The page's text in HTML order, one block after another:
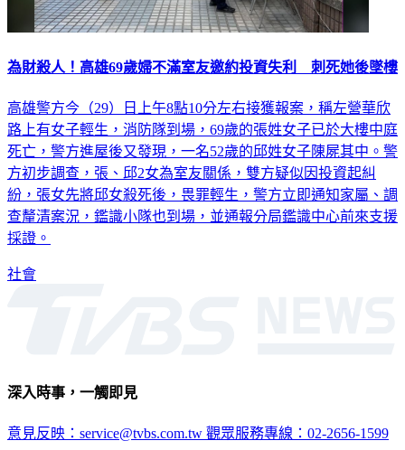
為財殺人！高雄69歲婦不滿室友邀約投資失利 刺死她後墜樓
高雄警方今（29）日上午8點10分左右接獲報案，稱左營華欣
路上有女子輕生，消防隊到場，69歲的張姓女子已於大樓中庭
死亡，警方進屋後又發現，一名52歲的邱姓女子陳屍其中。警
方初步調查，張、邱2女為室友關係，雙方疑似因投資起糾
紛，張女先將邱女殺死後，畏罪輕生，警方立即通知家屬、調
查釐清案況，鑑識小隊也到場，並通報分局鑑識中心前來支援
採證。
社會
深入時事，一觸即見
意見反映：service@tvbs.com.tw 觀眾服務專線：02-2656-1599